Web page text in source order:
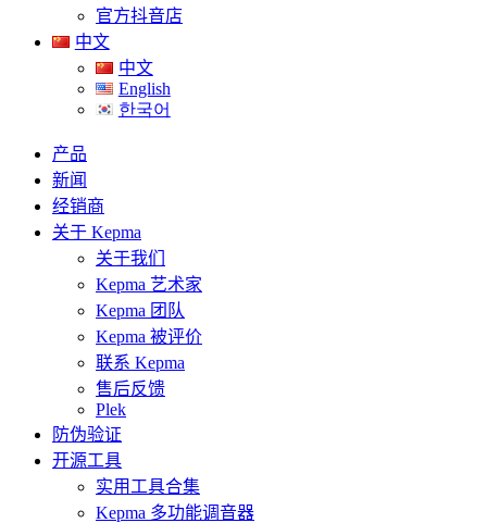
官方抖音店
中文
中文
English
한국어
产品
新闻
经销商
关于 Kepma
关于我们
Kepma 艺术家
Kepma 团队
Kepma 被评价
联系 Kepma
售后反馈
Plek
防伪验证
开源工具
实用工具合集
Kepma 多功能调音器